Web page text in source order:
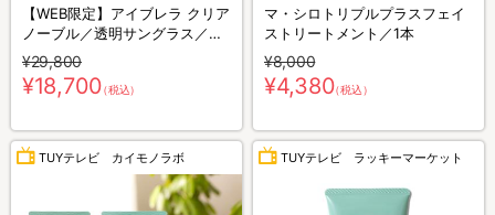
【WEB限定】アイブレラ クリア
ノーブル／透明サングラス／紫
外線カット＆ブルーライトカッ
ト／目の健康
¥29,800
¥18,700（税込）
マ・シロトリプルプラスフェイ
ストリートメント／1本
¥8,000
¥4,380（税込）
TUYテレビ カイモノラボ TUYテレビ ラッキーマーケット